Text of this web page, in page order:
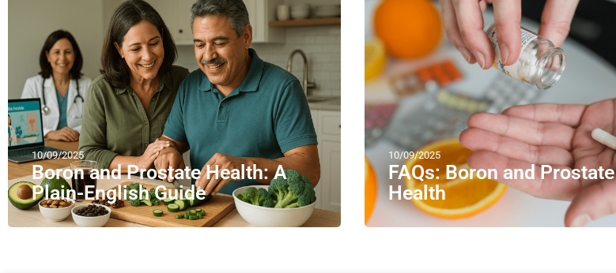
10/09/2025
Boron and Prostate Health: A
Plain-English Guide
10/09/2025
FAQs: Boron and Prostate
Health